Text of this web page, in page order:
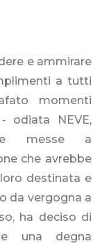
e ammirare
a tutti
momenti
odiata NEVE,
messe a
che avrebbe
destinata e
da vergogna a
ha deciso di
una degna